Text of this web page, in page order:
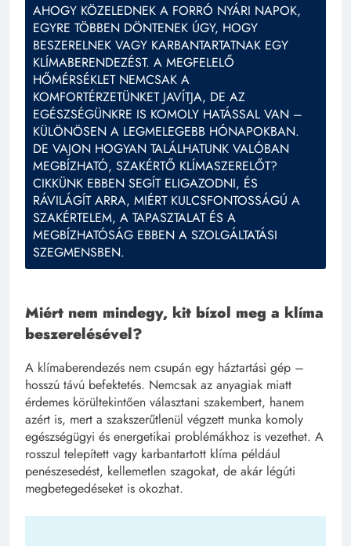
AHOGY KÖZELEDNEK A FORRÓ NYÁRI NAPOK,
EGYRE TÖBBEN DÖNTENEK ÚGY, HOGY
BESZERELNEK VAGY KARBANTARTATNAK EGY
KLÍMABERENDEZÉST. A MEGFELELŐ
HŐMÉRSÉKLET NEMCSAK A
KOMFORTÉRZETÜNKET JAVÍTJA, DE AZ
EGÉSZSÉGÜNKRE IS KOMOLY HATÁSSAL VAN –
KÜLÖNÖSEN A LEGMELEGEBB HÓNAPOKBAN.
DE VAJON HOGYAN TALÁLHATUNK VALÓBAN
MEGBÍZHATÓ, SZAKÉRTŐ KLÍMASZERELŐT?
CIKKÜNK EBBEN SEGÍT ELIGAZODNI, ÉS
RÁVILÁGÍT ARRA, MIÉRT KULCSFONTOSSÁGÚ A
SZAKÉRTELEM, A TAPASZTALAT ÉS A
MEGBÍZHATÓSÁG EBBEN A SZOLGÁLTATÁSI
SZEGMENSBEN.
Miért nem mindegy, kit bízol meg a klíma
beszerelésével?
A klímaberendezés nem csupán egy háztartási gép –
hosszú távú befektetés. Nemcsak az anyagiak miatt
érdemes körültekintően választani szakembert, hanem
azért is, mert a szakszerűtlenül végzett munka komoly
egészségügyi és energetikai problémákhoz is vezethet. A
rosszul telepített vagy karbantartott klíma például
penészesedést, kellemetlen szagokat, de akár légúti
megbetegedéseket is okozhat.